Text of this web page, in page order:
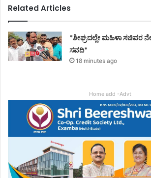
Related Articles
*ಶೀಘ್ರದಲ್ಲೇ ಮಹಿಳಾ ಸಚಿವರ
ಸವದಿ*
18 minutes ago
Home add -Advt